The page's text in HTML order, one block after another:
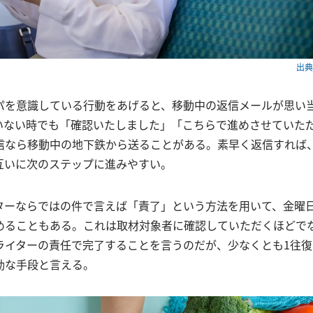
出
意識している行動をあげると、移動中の返信メールが思い
い時でも「確認いたしました」「こちらで進めさせていた
なら移動中の地下鉄から送ることがある。素早く返信すれば
に次のステップに進みやすい。
ならではの件で言えば「責了」という方法を用いて、金曜
ることもある。これは取材対象者に確認していただくほどで
ターの責任で完了することを言うのだが、少なくとも1往
手段と言える。